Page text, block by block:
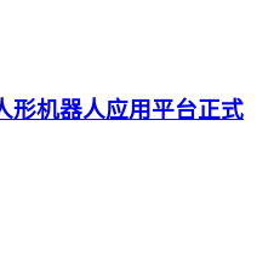
形机器人应用平台正式